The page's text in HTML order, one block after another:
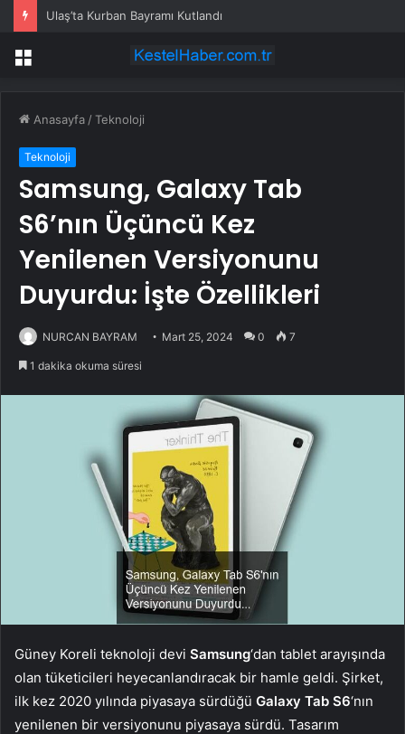
Ulaş’ta Kurban Bayramı Kutlandı
Menü
Anasayfa /Teknoloji
Teknoloji
Samsung, Galaxy Tab
S6’nın Üçüncü Kez
Yenilenen Versiyonunu
Duyurdu: İşte Özellikleri
NURCAN BAYRAM Mart 25, 2024 0 7
1 dakika okuma süresi
Güney Koreli teknoloji devi Samsung‘dan tablet arayışında
olan tüketicileri heyecanlandıracak bir hamle geldi. Şirket,
ilk kez 2020 yılında piyasaya sürdüğü Galaxy Tab S6‘nın
yenilenen bir versiyonunu piyasaya sürdü. Tasarım